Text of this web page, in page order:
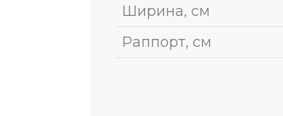
Ширина, см
Раппорт, см